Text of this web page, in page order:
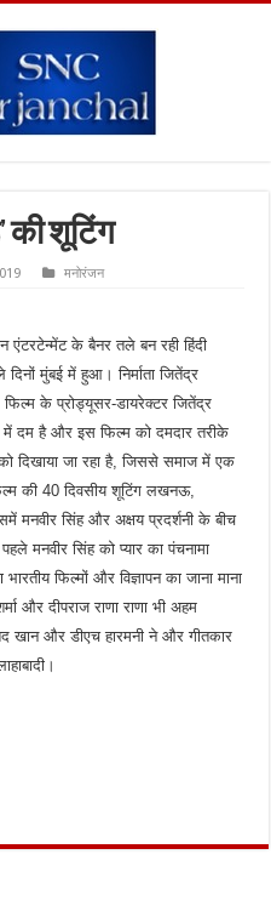
की शूटिंग
मनोरंजन
एंटरटेन्मेंट के बैनर तले बन रही हिंदी
मुंबई में हुआ। निर्माता जितेंद्र
फिल्म के प्रोड्यूसर-डायरेक्टर जितेंद्र
में दम है और इस फिल्म को दमदार तरीके
दिखाया जा रहा है, जिससे समाज में एक
की 40 दिवसीय शूटिंग लखनऊ,
मनवीर सिंह और अक्षय प्रदर्शनी के बीच
मनवीर सिंह को प्यार का पंचनामा
फिल्मों और विज्ञापन का जाना माना
और दीपराज राणा राणा भी अहम
खान और डीएच हारमनी ने और गीतकार